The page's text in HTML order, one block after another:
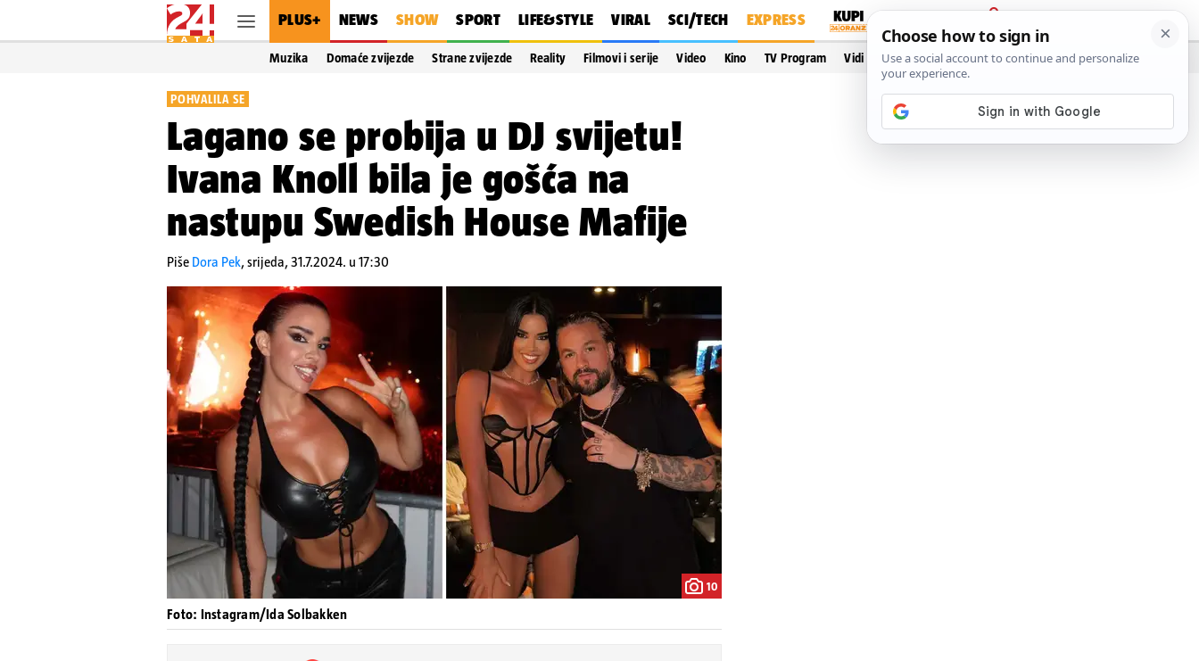
PLUS+ NEWS SHOW SPORT LIFE&STYLE VIRAL SCI/TECH EXPRESS
PRIJAVA
Muzika Domaće zvijezde Strane zvijezde Reality Filmovi i serije Video Kino TV Program Vidi još…
POHVALILA SE
Lagano se probija u DJ svijetu!
Ivana Knoll bila je gošća na
nastupu Swedish House Mafije
Piše Dora Pek,srijeda, 31.7.2024. u 17:30
10
Foto: Instagram/Ida Solbakken